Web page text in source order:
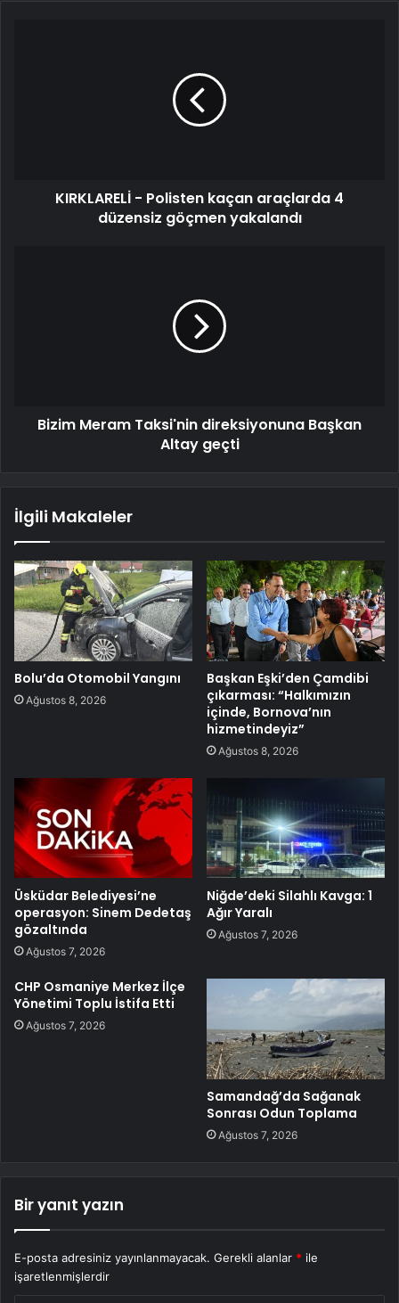
KIRKLARELİ - Polisten kaçan araçlarda 4
düzensiz göçmen yakalandı
Bizim Meram Taksi'nin direksiyonuna Başkan
Altay geçti
İlgili Makaleler
Bolu’da Otomobil Yangını
Ağustos 8, 2026
Başkan Eşki’den Çamdibi
çıkarması: “Halkımızın
içinde, Bornova’nın
hizmetindeyiz”
Ağustos 8, 2026
Üsküdar Belediyesi’ne
operasyon: Sinem Dedetaş
gözaltında
Ağustos 7, 2026
Niğde’deki Silahlı Kavga: 1
Ağır Yaralı
Ağustos 7, 2026
CHP Osmaniye Merkez İlçe
Yönetimi Toplu İstifa Etti
Ağustos 7, 2026
Samandağ’da Sağanak
Sonrası Odun Toplama
Ağustos 7, 2026
Bir yanıt yazın
E-posta adresiniz yayınlanmayacak. Gerekli alanlar * ile
işaretlenmişlerdir